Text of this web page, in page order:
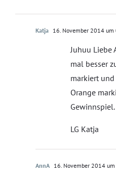
Katja 16. November 2014
Juhuu Liebe
mal besser
markiert
Orange
Gewinnspiel.
LG Katja
AnnA 16. November 2014